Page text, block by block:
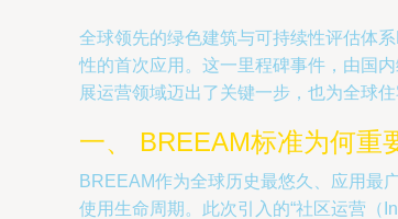
全球领先的绿色建筑与可持续性评估体
性的首次应用。这一里程碑事件，由国
展运营领域迈出了关键一步，也为全球住
一、 BREEAM标准为何重
BREEAM作为全球历史最悠久、应用最
使用生命周期。此次引入的“社区运营（